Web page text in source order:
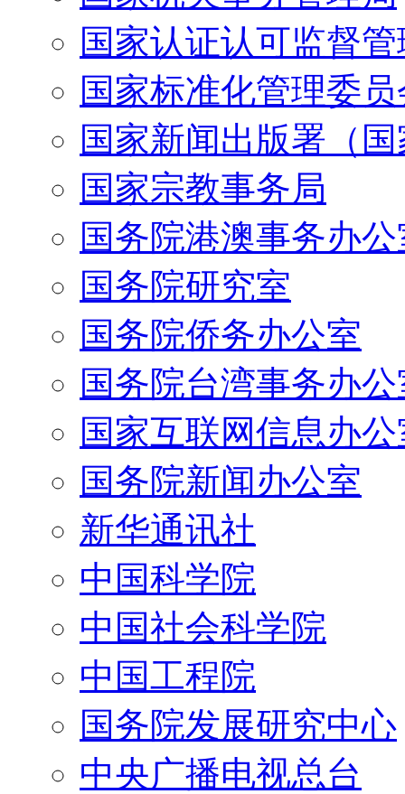
国家认证认可监督
国家标准化管理委
国家新闻出版署（
国家宗教事务局
国务院港澳事务办
国务院研究室
国务院侨务办公室
国务院台湾事务办
国家互联网信息办
国务院新闻办公室
新华通讯社
中国科学院
中国社会科学院
中国工程院
国务院发展研究中心
中央广播电视总台